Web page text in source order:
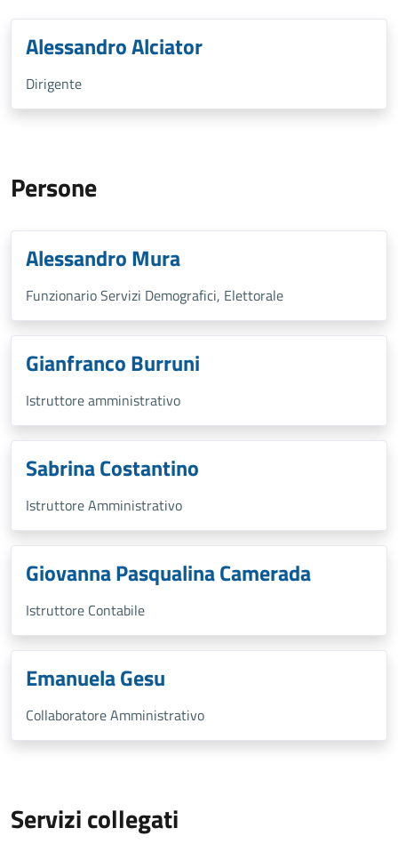
Alessandro Alciator
Dirigente
Persone
Alessandro Mura
Funzionario Servizi Demografici, Elettorale
Gianfranco Burruni
Istruttore amministrativo
Sabrina Costantino
Istruttore Amministrativo
Giovanna Pasqualina Camerada
Istruttore Contabile
Emanuela Gesu
Collaboratore Amministrativo
Servizi collegati